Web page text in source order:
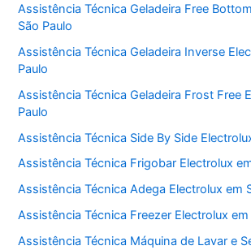
Assistência Técnica Geladeira Free
São Paulo
Assistência Técnica Geladeira Inverse
Paulo
Assistência Técnica Geladeira Frost Free
Paulo
Assistência Técnica Side By Side
Assistência Técnica Frigobar Electrolux
Assistência Técnica Adega Electrolux em
Assistência Técnica Freezer Electrolux em
Assistência Técnica Máquina de Lavar e